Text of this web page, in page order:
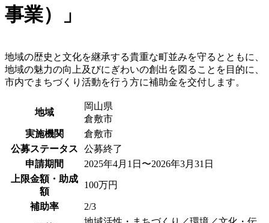
事業）」
地域の歴史と文化を継承する貴重な町並みを守るとともに、
地域の魅力の向上及びにぎわいの創出を図ることを目的に、
市内でまちづくり活動を行う方に補助金を交付します。
地域
岡山県
倉敷市
実施機関
倉敷市
公募ステータス
公募終了
申請期間
2025年4月1日〜2026年3月31日
上限金額・助成
額
100万円
補助率 2/3